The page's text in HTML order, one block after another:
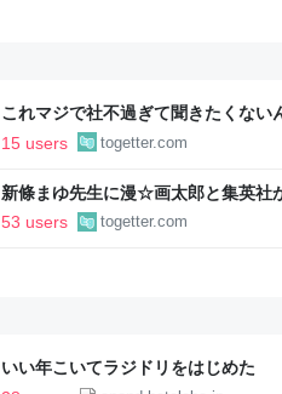
これマジで社不過ぎて聞きたくない
たいな並びで指輪3つ写ってるの何
15 users togetter.com
新條まゆ先生に漫☆画太郎と集英社
いたいと連絡があり承諾したら家宝
53 users togetter.com
いい年こいてラジドリをはじめた